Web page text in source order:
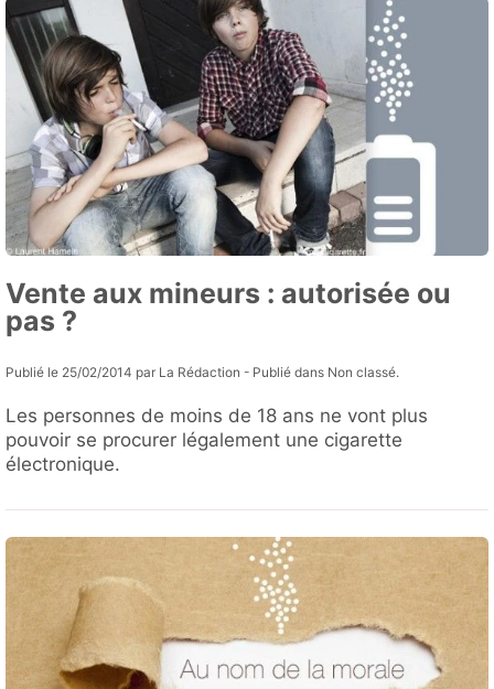
Vente aux mineurs : autorisée ou
pas ?
Publié le 25/02/2014 par La Rédaction - Publié dans Non classé.
Les personnes de moins de 18 ans ne vont plus
pouvoir se procurer légalement une cigarette
électronique.